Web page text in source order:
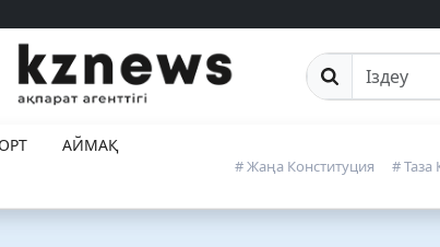
Сайттан іздеу
АЙМАҚ
# Жаңа Конституция # Таза